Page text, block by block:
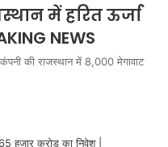
में हरित ऊर्जा
NEWS
की राजस्थान में 8,000 मेगावाट